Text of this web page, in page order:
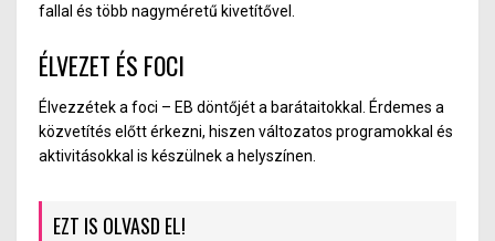
fallal és több nagyméretű kivetítővel.
ÉLVEZET ÉS FOCI
Élvezzétek a foci – EB döntőjét a barátaitokkal. Érdemes a
közvetítés előtt érkezni, hiszen változatos programokkal és
aktivitásokkal is készülnek a helyszínen.
EZT IS OLVASD EL!